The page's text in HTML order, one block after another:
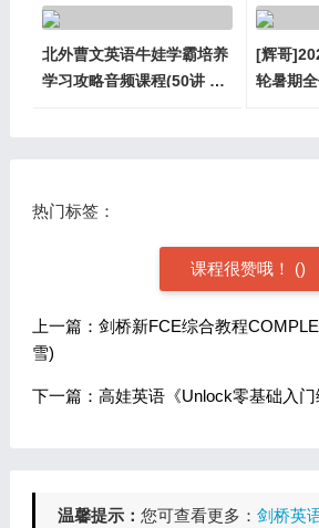
北外曹文英语牛娃学霸培养
学习攻略音频课程(50讲 含
[辉哥
轮暑期
热门标签：
课程很赞哦！ ()
上一篇：剑桥新FCE综合教程
雪)
下一篇：高娃英语《Unlock零基础入
温馨提示： 您可查看更多： 剑桥英